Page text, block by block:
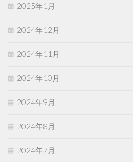
2025年1月
2024年12月
2024年11月
2024年10月
2024年9月
2024年8月
2024年7月